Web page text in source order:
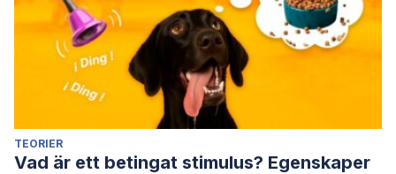
TEORIER
Vad är ett betingat stimulus? Egenskaper